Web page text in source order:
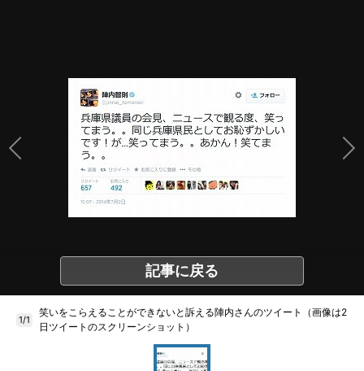
記事に戻る
1/1
笑いをこらえることができないと訴える陣内さんのツイート（画像は2
日ツイートのスクリーンショット）